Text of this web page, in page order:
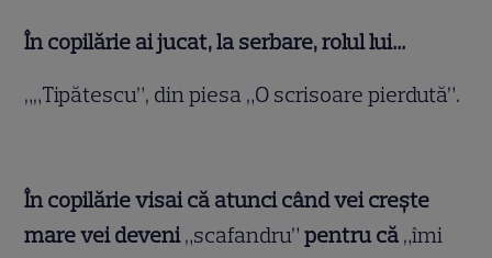
În copilărie ai jucat, la serbare, rolul lui…
„„Tipătescu”, din piesa „O scrisoare pierdută”.
În copilărie visai că atunci când vei creşte
mare vei deveni„scafandru”pentru că „îmi